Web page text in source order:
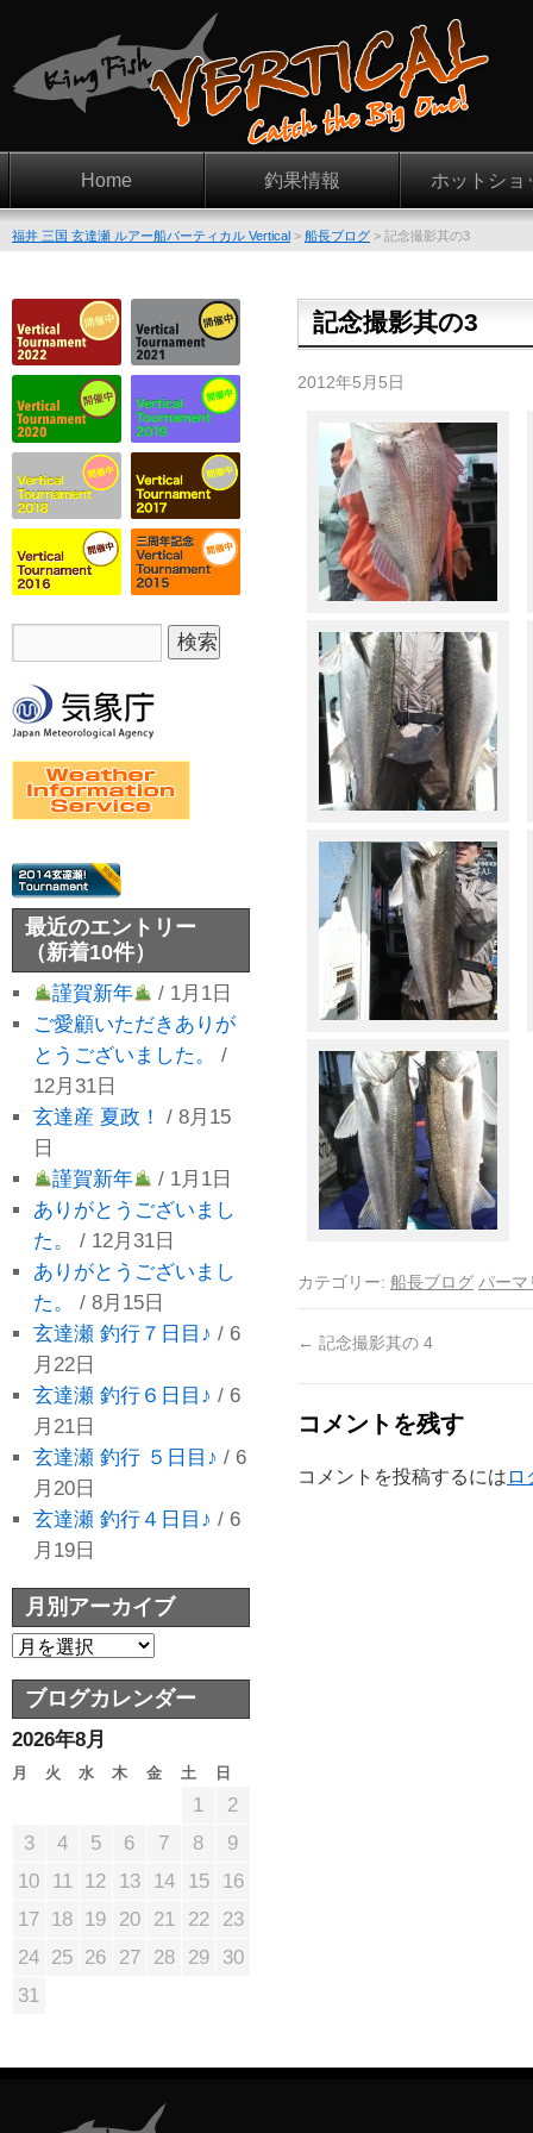
Home 釣果情報 ホットショ
福井 三国 玄達瀬 ルアー船バーティカル Vertical > 船長ブログ > 記念撮影其の3
記念撮影其の3
2012年5月5日
カテゴリー: 船長ブログ パーマ
← 記念撮影其の 4
コメントを残す
コメントを投稿するには ロ
最近のエントリー
（新着10件）
謹賀新年
/ 1月1日
ご愛顧いただきありが
とうございました。
/
12月31日
玄達産 夏政！
/ 8月15
日
謹賀新年
/ 1月1日
ありがとうございまし
た。
/ 12月31日
ありがとうございまし
た。
/ 8月15日
玄達瀬 釣行７日目♪ / 6
月22日
玄達瀬 釣行６日目♪ / 6
月21日
玄達瀬 釣行 ５日目♪ / 6
月20日
玄達瀬 釣行４日目♪ / 6
月19日
月別アーカイブ
ブログカレンダー
2026年8月
月 火 水 木 金 土 日
1
2
3
4 5 6 7 8
9
10
11 12 13 14 15
16
17 18 19 20 21 22
23
24 25 26 27 28 29
30
31